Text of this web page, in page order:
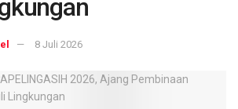
8 Juli 2026